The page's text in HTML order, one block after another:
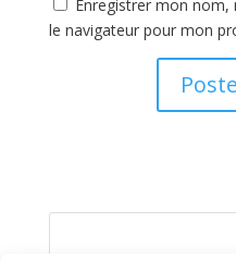
Enregistrer mon
le navigateur pour mon